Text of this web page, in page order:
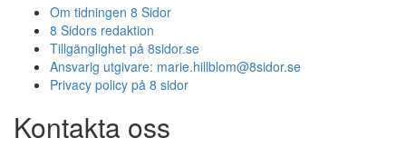
Om tidningen 8 Sidor
8 Sidors redaktion
Tillgänglighet på 8sidor.se
Ansvarig utgivare: marie.hillblom@8sidor.se
Privacy policy på 8 sidor
Kontakta oss